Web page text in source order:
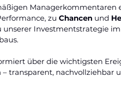
Managerkommentaren
zuChancen und
unserer Investmentstrategie
über die wichtigsten
transparent, nachvollziehbar